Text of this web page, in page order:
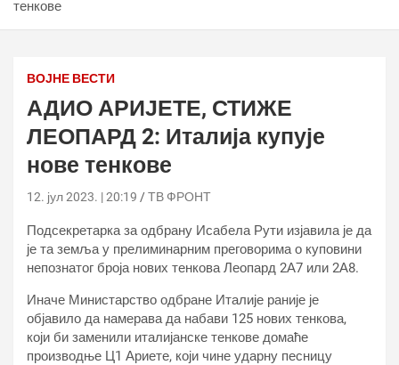
тенкове
ВОЈНЕ ВЕСТИ
АДИО АРИЈЕТЕ, СТИЖЕ
ЛЕОПАРД 2: Италија купује
нове тенкове
12. јул 2023. | 20:19 ТВ ФРОНТ
Подсекретарка за одбрану Исабела Рути изјавила је да
је та земља у прелиминарним преговорима о куповини
непознатог броја нових тенкова Леопард 2А7 или 2А8.
Иначе Министарство одбране Италије раније је
објавило да намерава да набави 125 нових тенкова,
који би заменили италијанске тенкове домаће
производње Ц1 Ариете, који чине ударну песницу